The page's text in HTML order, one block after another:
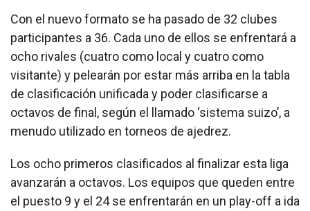
Con el nuevo formato se ha pasado de 32 clubes
participantes a 36. Cada uno de ellos se enfrentará a
ocho rivales (cuatro como local y cuatro como
visitante) y pelearán por estar más arriba en la tabla
de clasificación unificada y poder clasificarse a
octavos de final, según el llamado ‘sistema suizo’, a
menudo utilizado en torneos de ajedrez.
Los ocho primeros clasificados al finalizar esta liga
avanzarán a octavos. Los equipos que queden entre
el puesto 9 y el 24 se enfrentarán en un play-off a ida